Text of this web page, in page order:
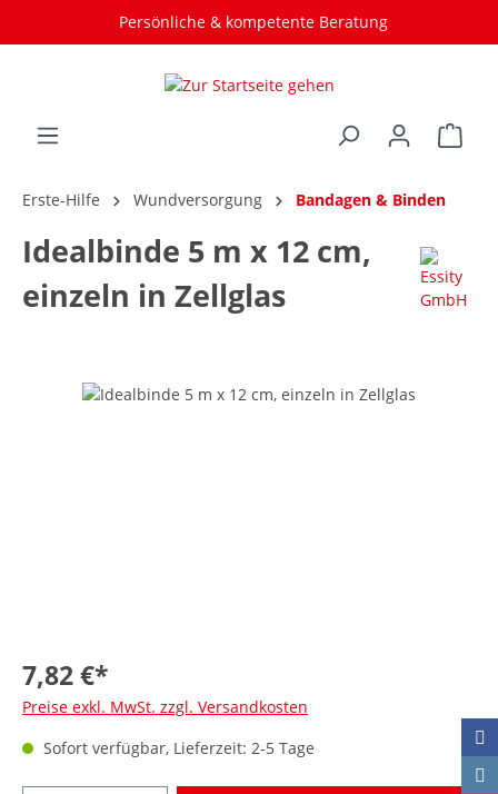
Persönliche & kompetente Beratung
Erste-Hilfe Wundversorgung Bandagen & Binden
Idealbinde 5 m x 12 cm,
einzeln in Zellglas
7,82 €*
Preise exkl. MwSt. zzgl. Versandkosten
Sofort verfügbar, Lieferzeit: 2-5 Tage